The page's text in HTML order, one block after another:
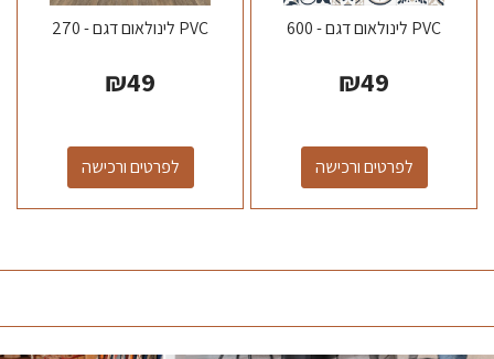
PVC לינולאום דגם - 600
₪49
לפרטים ורכישה
PVC לינולאום דגם - 270
₪49
לפרטים ורכישה